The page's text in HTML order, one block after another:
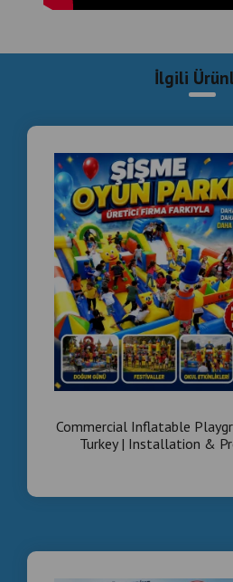
İlgili
Commercial Inflatable
Turkey | Installation &